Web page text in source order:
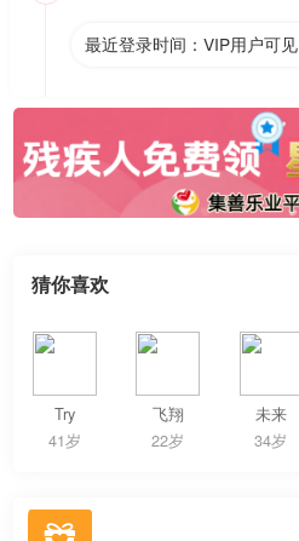
最近登录时间：VIP用户可见
猜你喜欢
Try
41岁
飞翔
22岁
未来
34岁